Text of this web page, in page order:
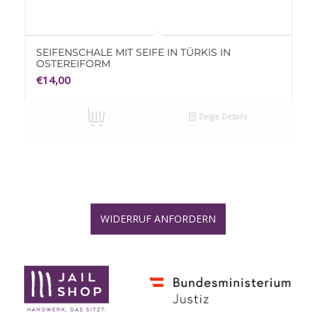
SEIFENSCHALE MIT SEIFE IN TÜRKIS IN
OSTEREIFORM
€14,00
Zeige Details
WIDERRUF ANFORDERN